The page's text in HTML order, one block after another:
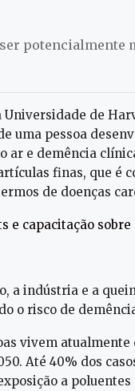
de
uma pessoa
ar e demência
finas, que é
de doenças
e capacitação sobre
a indústria e a
o risco de
vivem
Até 40% dos
a poluentes